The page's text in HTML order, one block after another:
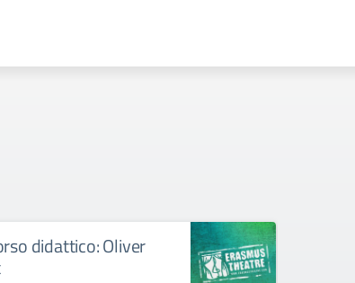
didattico: Oliver